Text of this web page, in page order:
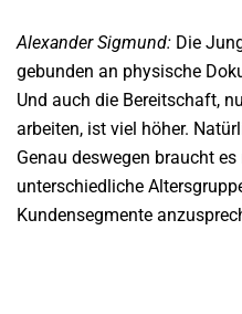
Alexander Sigmund: Die
gebunden an physische
Und auch die Bereitschaft,
arbeiten, ist viel höher.
Genau deswegen braucht es
unterschiedliche
Kundensegmente